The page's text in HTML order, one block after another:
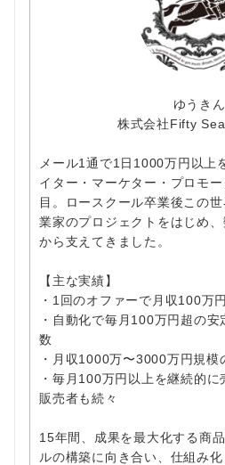
ゆうきん
株式会社Fifty
メール1通で1日1000万円以上
イター・マーケター・プロモ
目。ロースクール卒業後この
業家のプロジェクトをはじめ
から支えてきました。
【主な実績】
・1回のオファーで月収100万
・自動化で毎月100万円超の
数
・月収1000万〜3000万円規模
・毎月100万円以上を継続的
販売者も続々
15年間、成果を最大化する商
ルの構築に向き合い、仕組み化